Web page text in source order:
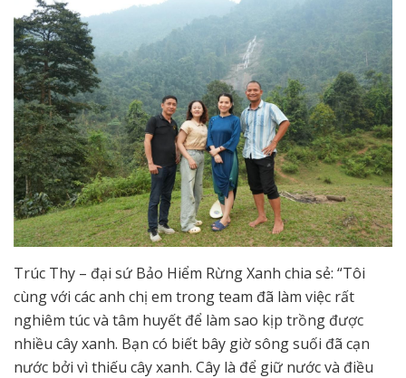
Trúc Thy – đại sứ Bảo Hiểm Rừng Xanh chia sẻ: “Tôi
cùng với các anh chị em trong team đã làm việc rất
nghiêm túc và tâm huyết để làm sao kịp trồng được
nhiều cây xanh. Bạn có biết bây giờ sông suối đã cạn
nước bởi vì thiếu cây xanh. Cây là để giữ nước và điều